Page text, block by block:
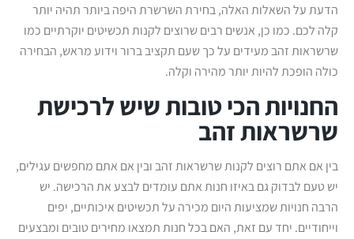
הדעת על השאלות האלה, בחירת השרשרת היפה ביותר תהיה יותר
קלה לכם. כמו כן, אנשים רבים שרוצים לקנות תכשיטים יוקרתיים כמו
שרשראות זהב מעידים על כך שעם תקציב ברור וידוע מראש, הבחירה
כולה הופכת להיות יותר מהירה וקלה.
החנויות הכי טובות שיש לרכישת
שרשראות זהב
בין אם אתם רוצים לקנות שרשראות זהב ובין אם אתם מחפשים עגילים,
יש טעם לבדוק גם באיזו חנות אתם עומדים לבצע את הרכישה. יש
הרבה חנויות שמציעות היום מכירה על תכשיטים איכותיים, יפים
וייחודיים. יחד עם זאת, האם בכל חנות תמצאו מחירים טובים ומבצעים